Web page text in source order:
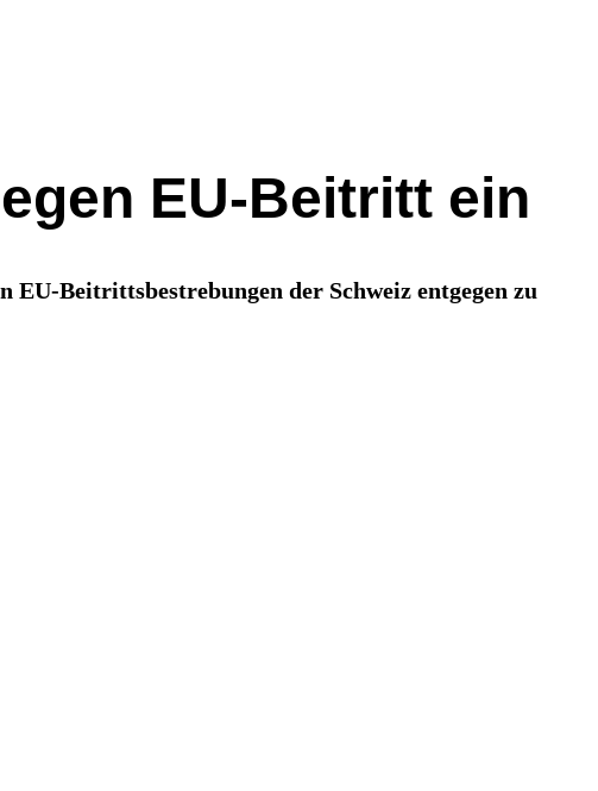
EU-Beitritt ein
Beitrittsbestrebungen der Schweiz entgegen zu